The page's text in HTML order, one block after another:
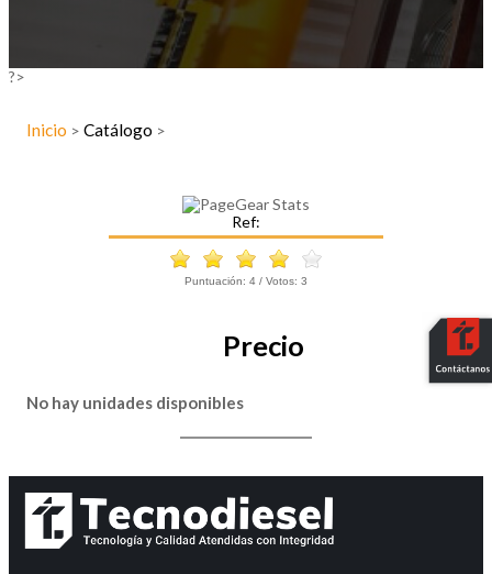
?>
Inicio > Catálogo >
Ref:
Puntuación: 4 / Votos: 3
Precio
No hay unidades disponibles